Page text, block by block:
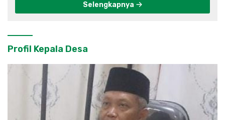
Selengkapnya
Profil Kepala Desa